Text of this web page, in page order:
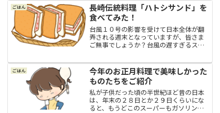
けて味付けをして煮詰めて、最後に白胡
麻をパッとふりかけて完成...
ごはん
長崎伝統料理「ハトシサンド」を
食べてみた！
台風１０号の影響を受けて日本全体が翻
弄される週末となっていますが、皆さま
ご無事でしょうか？台風の遅すぎるスピ
さん？サトシさん？窓の向こうの景色が
見えないほど強い雨がザッ...
ごはん
今年のお正月料理で美味しかった
ものたちをご紹介
私が子供だった頃の半世紀ほど昔の日本
は、年末の２８日とか２９日くらいにな
ると、もうどこのスーパーもガソリンス